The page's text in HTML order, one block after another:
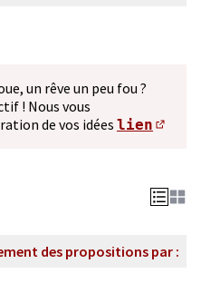
un rêve un peu fou ?
! Nous vous
de vos idées lien
des propositions par :